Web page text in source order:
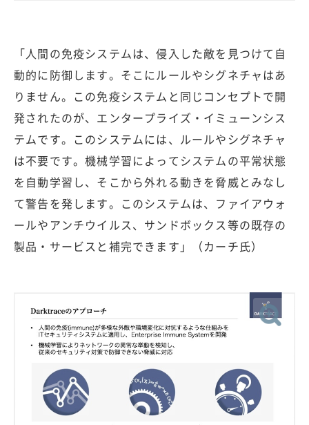
「人間の免疫システムは、侵入した敵を見つけて自
動的に防御します。そこにルールやシグネチャはあ
りません。この免疫システムと同じコンセプトで開
発されたのが、エンタープライズ・イミューンシス
テムです。このシステムには、ルールやシグネチャ
は不要です。機械学習によってシステムの平常状態
を自動学習し、そこから外れる動きを脅威とみなし
て警告を発します。このシステムは、ファイアウォ
ールやアンチウイルス、サンドボックス等の既存の
製品・サービスと補完できます」（カーチ氏）